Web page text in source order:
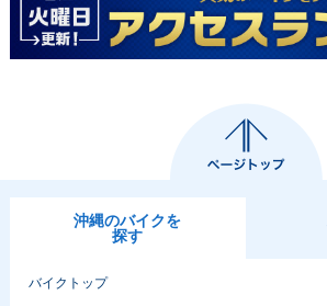
沖縄のバイクを
探す
バイクトップ